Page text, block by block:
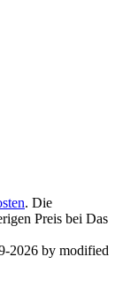
. Die
Preis bei Das
2026 by modified